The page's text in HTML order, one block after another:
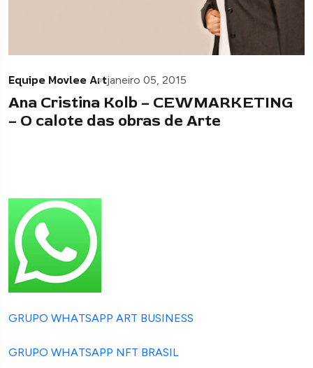
Equipe Movlee Artjaneiro 05, 2015
Ana Cristina Kolb – CEWMARKETING
– O calote das obras de Arte
GRUPO WHATSAPP ART BUSINESS
GRUPO WHATSAPP NFT BRASIL